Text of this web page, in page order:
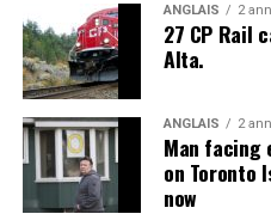
ANGLAIS 2
27 CP Rail
Alta.
ANGLAIS 2
Man facing
on Toronto
now